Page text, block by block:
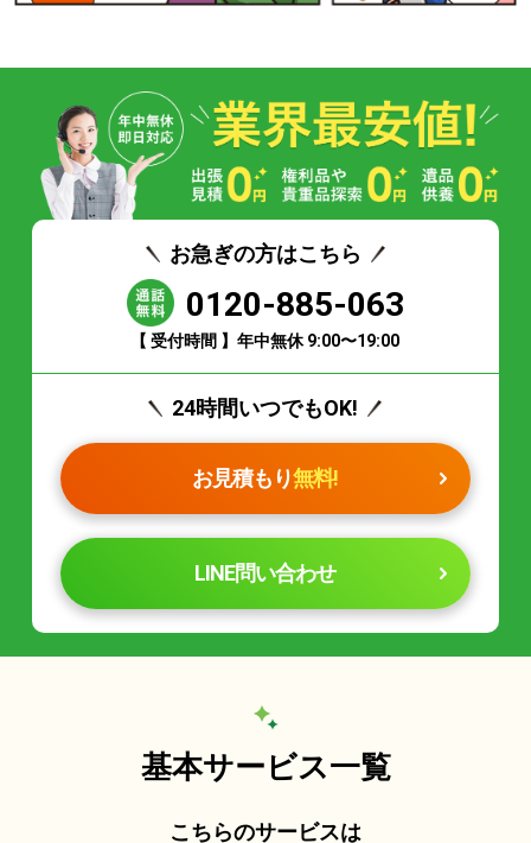
お急ぎの方はこちら
0120-885-063
【 受付時間 】年中無休 9:00〜19:00
24時間いつでもOK!
お見積もり無料!
LINE問い合わせ
基本サービス一覧
こちらのサービスは